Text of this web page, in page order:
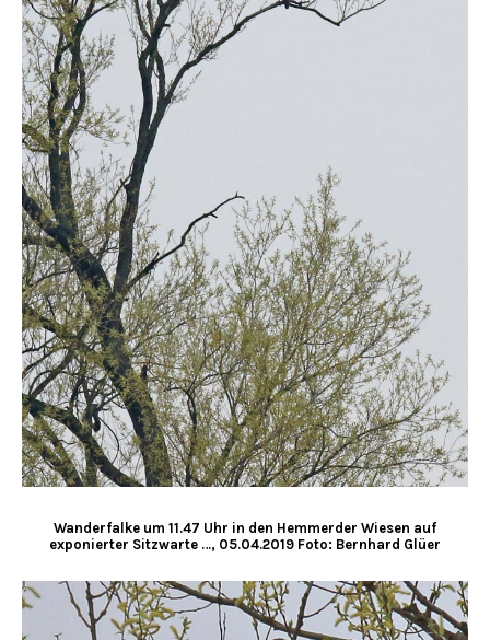
Wanderfalke um 11.47 Uhr in den Hemmerder Wiesen auf
exponierter Sitzwarte …, 05.04.2019 Foto: Bernhard Glüer